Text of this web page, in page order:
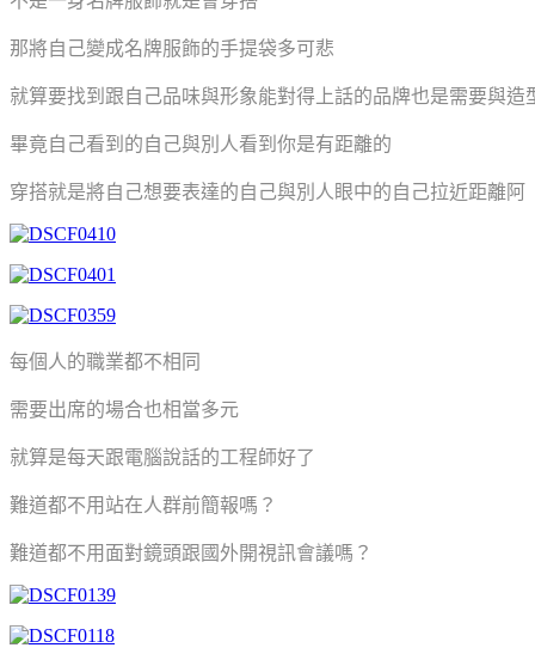
那將自己變成名牌服飾的手提袋多可悲
就算要找到跟自己品味與形象能對得上話的品牌也是需要與造
畢竟自己看到的自己與別人看到你是有距離的
穿搭就是將自己想要表達的自己與別人眼中的自己拉近距離阿
每個人的職業都不相同
需要出席的場合也相當多元
就算是每天跟電腦說話的工程師好了
難道都不用站在人群前簡報嗎？
難道都不用面對鏡頭跟國外開視訊會議嗎？